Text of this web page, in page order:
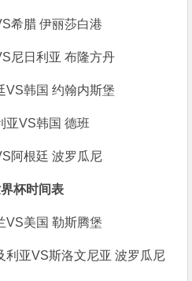
希腊 伊丽莎白港
尼日利亚 布隆方丹
VS韩国 约翰内斯堡
亚VS韩国 德班
阿根廷 波罗瓜尼
杯时间表
VS美国 勒斯腾堡
利亚VS斯洛文尼亚 波罗瓜尼